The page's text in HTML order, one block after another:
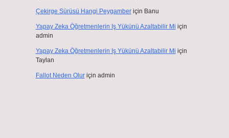
Çekirge Sürüsü Hangi Peygamberiçin Banu
Yapay Zeka Öğretmenlerin Iş Yükünü Azaltabilir Mi için
admin
Yapay Zeka Öğretmenlerin Iş Yükünü Azaltabilir Mi için
Taylan
Fallot Neden Oluriçin admin